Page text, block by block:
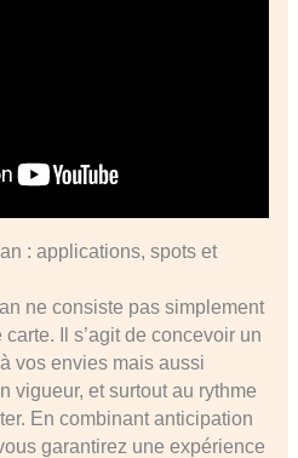
: applications, spots et
ne consiste pas simplement
Il s’agit de concevoir un
vos envies mais aussi
vigueur, et surtout au rythme
En combinant anticipation
garantirez une expérience